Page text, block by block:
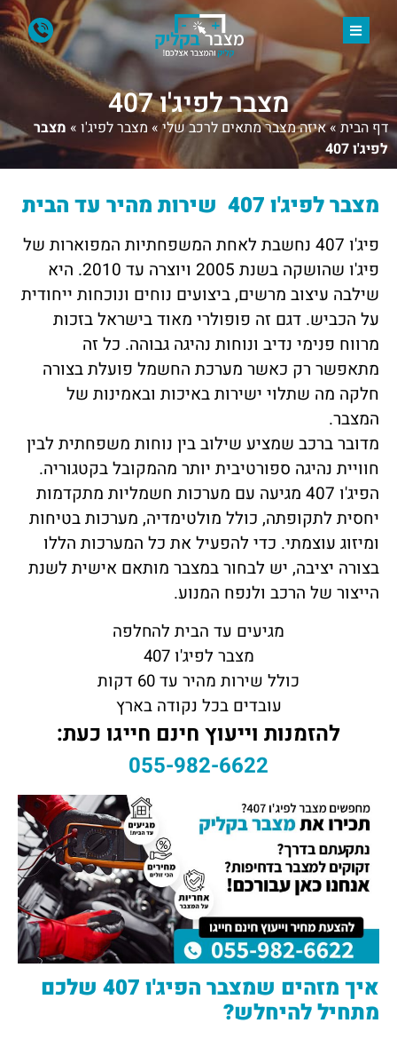
מצבר לפיג'ו 407
דף הבית»איזה מצבר מתאים לרכב שלי» מצבר לפיג'ו » מצבר
לפיג'ו 407
מצבר לפיג'ו 407 שירות מהיר עד הבית
פיג'ו 407 נחשבת לאחת המשפחתיות המפוארות של
פיג'ו שהושקה בשנת 2005 ויוצרה עד 2010. היא
שילבה עיצוב מרשים, ביצועים נוחים ונוכחות ייחודית
על הכביש. דגם זה פופולרי מאוד בישראל בזכות
מרווח פנימי נדיב ונוחות נהיגה גבוהה. כל זה
מתאפשר רק כאשר מערכת החשמל פועלת בצורה
חלקה מה שתלוי ישירות באיכות ובאמינות של
המצבר.
מדובר ברכב שמציע שילוב בין נוחות משפחתית לבין
חוויית נהיגה ספורטיבית יותר מהמקובל בקטגוריה.
הפיג'ו 407 מגיעה עם מערכות חשמליות מתקדמות
יחסית לתקופתה, כולל מולטימדיה, מערכות בטיחות
ומיזוג עוצמתי. כדי להפעיל את כל המערכות הללו
בצורה יציבה, יש לבחור במצבר מותאם אישית לשנת
הייצור של הרכב ולנפח המנוע.
מגיעים עד הבית להחלפה
מצבר לפיג'ו 407
כולל שירות מהיר עד 60 דקות
עובדים בכל נקודה בארץ
להזמנות וייעוץ חינם חייגו כעת:
055-982-6622
איך מזהים שמצבר הפיג'ו 407 שלכם
מתחיל להיחלש?